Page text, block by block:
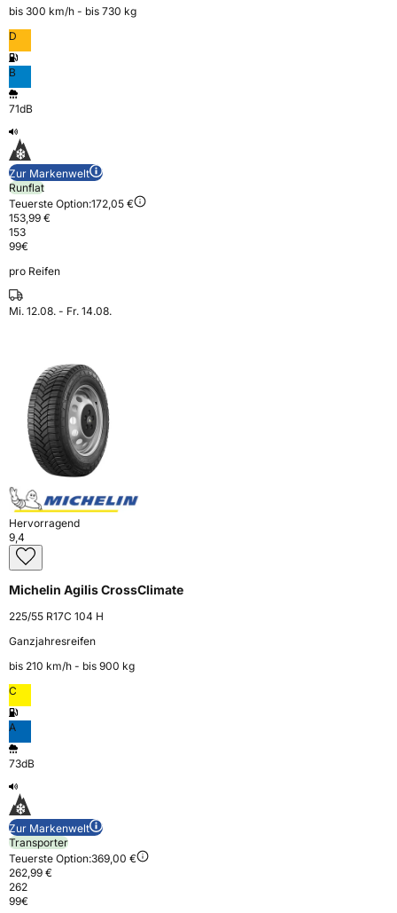
bis 300 km⁠/⁠h - bis 730 kg
D
B
71dB
Zur Markenwelt
Runflat
Teuerste Option:172,05 €
153,99 €
153
99€
pro Reifen
Mi. 12.08. - Fr. 14.08.
Hervorragend
9,4
Michelin Agilis CrossClimate
225/55 R17C 104 H
Ganzjahresreifen
bis 210 km⁠/⁠h - bis 900 kg
C
A
73dB
Zur Markenwelt
Transporter
Teuerste Option:369,00 €
262,99 €
262
99€